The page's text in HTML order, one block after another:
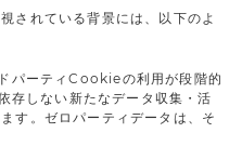
されている背景には、以下のよ
パーティCookieの利用が段階的
しない新たなデータ収集・活
す。ゼロパーティデータは、そ